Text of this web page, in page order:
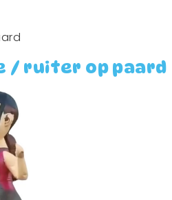
/ ruiter op paard